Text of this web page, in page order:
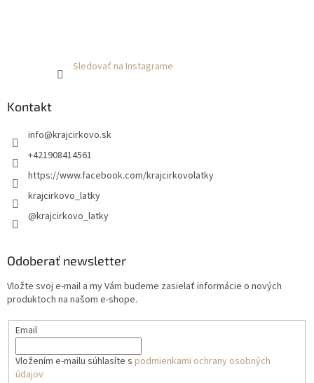
Sledovať na Instagrame
Kontakt
info@krajcirkovo.sk
+421908414561
https://www.facebook.com/krajcirkovolatky
krajcirkovo_latky
@krajcirkovo_latky
Odoberať newsletter
Vložte svoj e-mail a my Vám budeme zasielať informácie o nových
produktoch na našom e-shope.
Email
Vložením e-mailu súhlasíte s podmienkami ochrany osobných
údajov